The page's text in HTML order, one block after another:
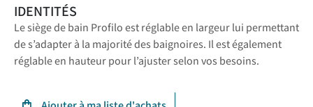
IDENTITÉS
Le siège de bain Profilo est réglable en largeur lui permettant
de s’adapter à la majorité des baignoires. Il est également
réglable en hauteur pour l’ajuster selon vos besoins.